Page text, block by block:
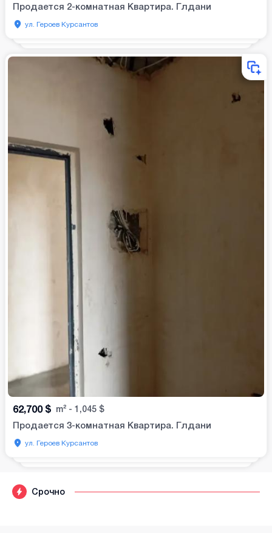
Срочно
Продается 2-комнатная Квартира. Глдани
ул. Героев Курсантов
62,700 $ m² - 1,045 $
Продается 3-комнатная Квартира. Глдани
ул. Героев Курсантов